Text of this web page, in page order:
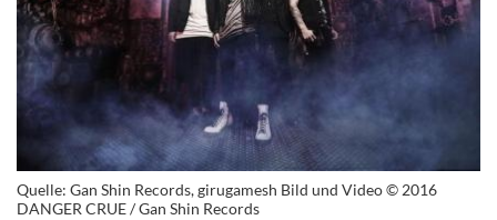
Quelle: Gan Shin Records, girugamesh Bild und Video © 2016
DANGER CRUE / Gan Shin Records